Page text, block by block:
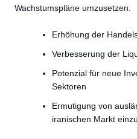
Wachstumspläne umzusetzen.
Erhöhung der
Verbesserung der
Potenzial für neue
Sektoren
Ermutigung von
iranischen Markt